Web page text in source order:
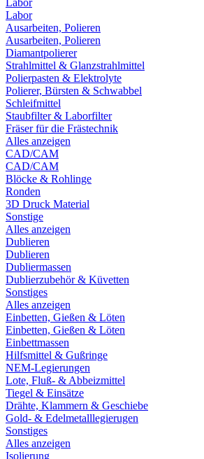
Labor
Labor
Ausarbeiten, Polieren
Ausarbeiten, Polieren
Diamantpolierer
Strahlmittel & Glanzstrahlmittel
Polierpasten & Elektrolyte
Polierer, Bürsten & Schwabbel
Schleifmittel
Staubfilter & Laborfilter
Fräser für die Frästechnik
Alles anzeigen
CAD/CAM
CAD/CAM
Blöcke & Rohlinge
Ronden
3D Druck Material
Sonstige
Alles anzeigen
Dublieren
Dublieren
Dubliermassen
Dublierzubehör & Küvetten
Sonstiges
Alles anzeigen
Einbetten, Gießen & Löten
Einbetten, Gießen & Löten
Einbettmassen
Hilfsmittel & Gußringe
NEM-Legierungen
Lote, Fluß- & Abbeizmittel
Tiegel & Einsätze
Drähte, Klammern & Geschiebe
Gold- & Edelmetalllegierugen
Sonstiges
Alles anzeigen
Isolierung